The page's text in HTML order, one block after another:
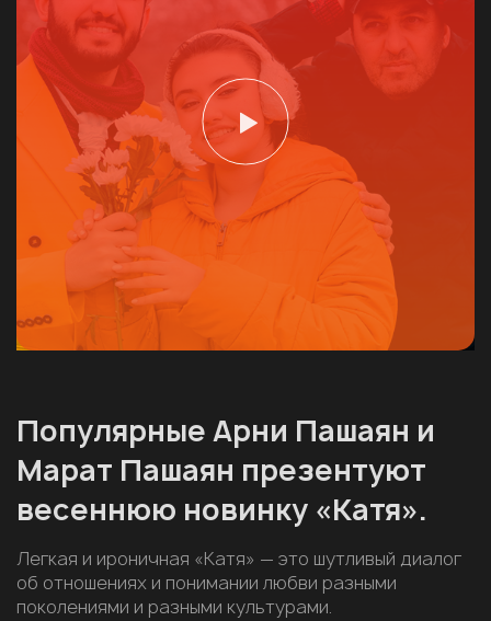
Популярные Арни Пашаян и
Марат Пашаян презентуют
весеннюю новинку «Катя».
Легкая и ироничная «Катя» — это шутливый диалог
об отношениях и понимании любви разными
поколениями и разными культурами.